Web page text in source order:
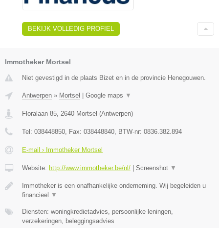
BEKIJK VOLLEDIG PROFIEL
Immotheker Mortsel
Niet gevestigd in de plaats Bizet en in de provincie Henegouwen.
Antwerpen » Mortsel Google maps ▼
Floralaan 85, 2640 Mortsel (Antwerpen)
Tel: 038448850, Fax: 038448840, BTW-nr: 0836.382.894
E-mail › Immotheker Mortsel
Website: http://www.immotheker.be/nl/ Screenshot ▼
Immotheker is een onafhankelijke onderneming. Wij begeleiden u
financieel
▼
Diensten: woningkredietadvies, persoonlijke leningen,
verzekeringen, beleggingsadvies